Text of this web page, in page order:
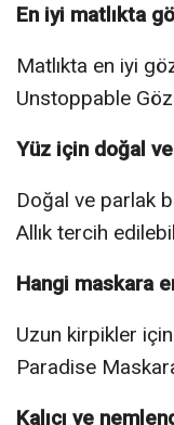
En iyi matlıkta
Matlıkta en iyi
Unstoppable
Yüz için doğal
Doğal ve parlak
Allık tercih
Hangi maskara
Uzun kirpikler
Paradise
Kalıcı ve